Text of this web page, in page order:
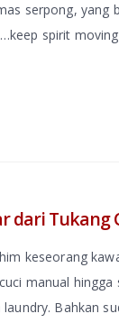
serpong, yang
spirit
dari Tukang
keseorang
manual
laundry. Bahkan